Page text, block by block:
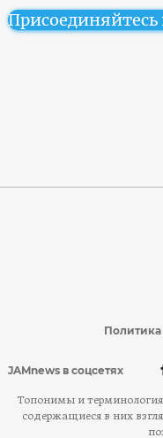
JAMnews в соцсетях
Топонимы и
содержащиеся в них